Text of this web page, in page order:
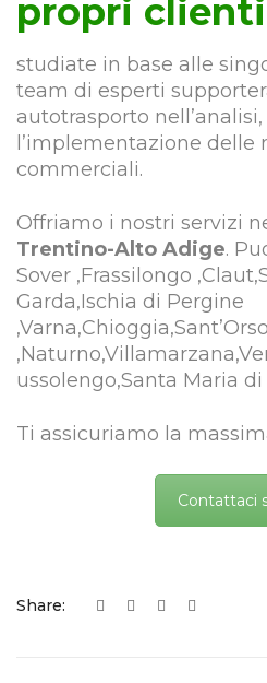
propri
studiate in base alle
team di esperti
autotrasporto
l’implementazione
commerciali.
Offriamo i nostri servizi
Trentino-Alto Adige.
Sover ,Frassilongo
Garda,Ischia di Pergine
ussolengo,Santa Maria di
Ti assicuriamo la
Contattaci
Share: